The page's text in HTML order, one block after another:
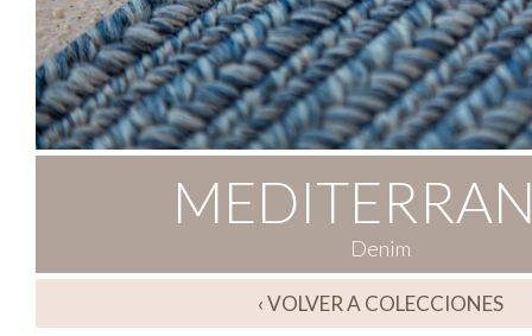
Denim
‹ VOLVER A COLECCIONES